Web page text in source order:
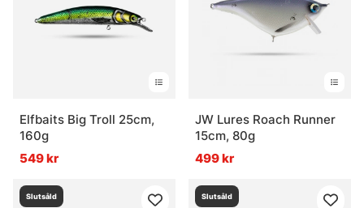
Elfbaits Big Troll 25cm,
160g
549 kr
JW Lures Roach Runner
15cm, 80g
499 kr
Slutsåld Slutsåld